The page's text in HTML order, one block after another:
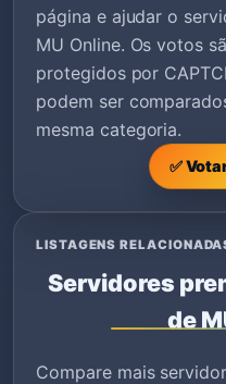
página e ajudar o
MU Online. Os votos
protegidos por
podem ser
mesma categoria.
✅
LISTAGENS
Servidores
de
Compare mais